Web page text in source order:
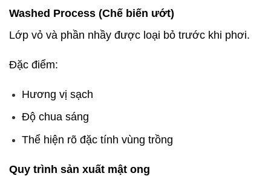
Washed Process (Chế biến ướt)
Lớp vỏ và phần nhầy được loại bỏ trước khi phơi.
Đặc điểm:
Hương vị sạch
Độ chua sáng
Thể hiện rõ đặc tính vùng trồng
Quy trình sản xuất mật ong